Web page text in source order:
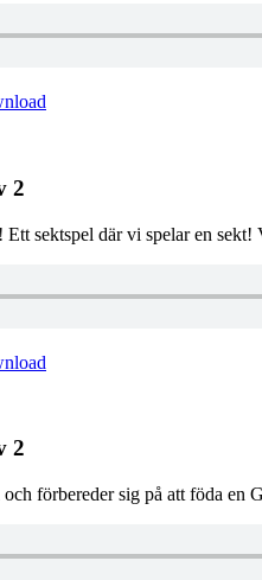
2
sektspel där vi spelar en sekt!
2
förbereder sig på att föda en